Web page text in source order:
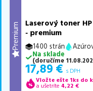
Premium
Laserový toner
- premium
1400 strán
Na sklade
(doručíme
17,89 € s DPH
Vložte ešte 1ks do
a ušetríte 4,22 €